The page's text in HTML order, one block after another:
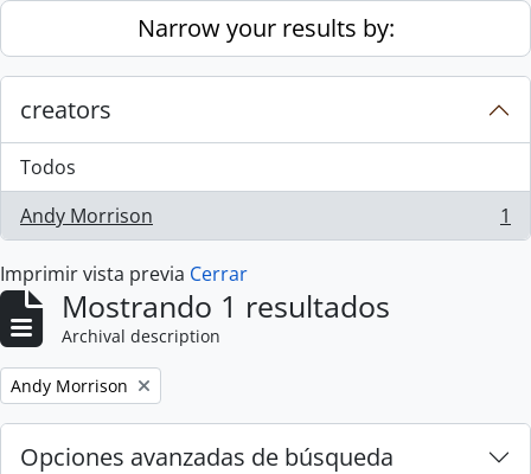
Skip to main contentNarrow your results by:
creators
Todos
Andy Morrison
, 1 resultados 1
Imprimir vista previa Cerrar
Mostrando 1 resultados
Archival description
Remove filter:
Andy Morrison
Opciones avanzadas de búsqueda